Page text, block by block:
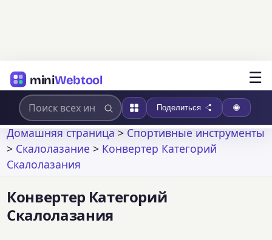
miniWebtool ☰
Поделиться
Домашняя страница>Спортивные инструменты
> Скалолазание > Конвертер Категорий
Скалолазания
Конвертер Категорий
Скалолазания